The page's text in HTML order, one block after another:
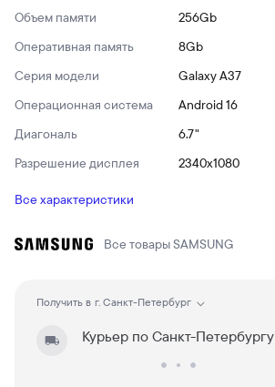
Объем памяти
256Gb
Оперативная память
8Gb
Серия модели
Galaxy A37
Операционная система
Android 16
Диагональ
6.7"
Разрешение дисплея
2340x1080
Все характеристики
Все товарыSAMSUNG
Получить в г. Санкт-Петербург
Курьер по Санкт-Петербургу